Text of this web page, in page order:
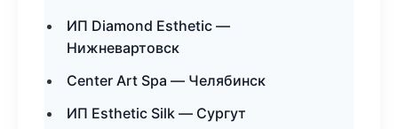
ИП Diamond Esthetic —
Нижневартовск
Center Art Spa — Челябинск
ИП Esthetic Silk — Сургут